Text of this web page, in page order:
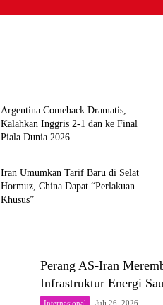
Argentina Comeback Dramatis,
Kalahkan Inggris 2-1 dan ke Final
Piala Dunia 2026
Iran Umumkan Tarif Baru di Selat
Hormuz, China Dapat “Perlakuan
Khusus”
Perang AS-Iran
Infrastruktur Energi
Internasional Juli 26, 2026